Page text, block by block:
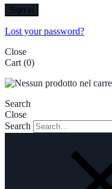
Sign in
Lost your password?
Close
Cart (0)
Search
Close
Search